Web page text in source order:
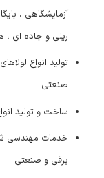
آزمایشگاهی ،
ریلی و جاده ای ،
تولید انواع
صنعتی
ساخت و تولید
خدمات مهندسی
برقی و صنعتی